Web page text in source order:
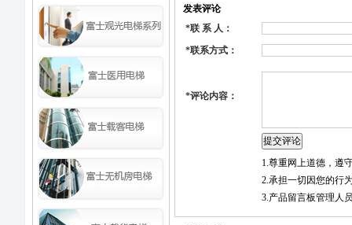
发表评论
*联 系 人：
*联系方式：
*评论内容：
1.尊重网上道德，遵
2.承担一切因您的行
3.产品留言板管理人